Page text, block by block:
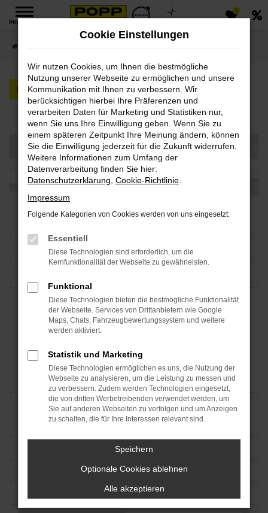
Zum
PKW MENÜ
0
PKW LKW
Fahrzeugmarkt
Cookie Einstellungen
Wir nutzen Cookies, um Ihnen die bestmögliche
Nutzung unserer Webseite zu ermöglichen und unsere
Kommunikation mit Ihnen zu verbessern. Wir
berücksichtigen hierbei Ihre Präferenzen und
verarbeiten Daten für Marketing und Statistiken nur,
wenn Sie uns Ihre Einwilligung geben. Wenn Sie zu
einem späteren Zeitpunkt Ihre Meinung ändern, können
Sie die Einwilligung jederzeit für die Zukunft widerrufen.
Weitere Informationen zum Umfang der
Datenverarbeitung finden Sie hier:
Datenschutzerklärung Cookie-Richtlinie
Impressum
Folgende Kategorien von Cookies werden von uns eingesetzt:
Essentiell
Diese Technologien sind erforderlich, um die
Kernfunktionalität der Webseite zu gewährleisten.
Funktional
Diese Technologien bieten die bestmögliche Funktionalität
der Webseite. Services von Drittanbietern wie Google
Maps, Chats, Fahrzeugbewertungssystem und weitere
werden aktiviert.
Statistik und Marketing
Diese Technologien ermöglichen es uns, die Nutzung der
Webseite zu analysieren, um die Leistung zu messen und
zu verbessern. Zudem werden Technologien eingesetzt,
die von dritten Werbetreibenden verwendet werden, um
Sie auf anderen Webseiten zu verfolgen und um Anzeigen
zu schalten, die für Ihre Interessen relevant sind.
Speichern
Optionale Cookies ablehnen
Alle akzeptieren